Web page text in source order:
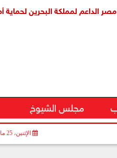
البحرين لحماية أمنها
مجلس الشيوخ
الإثنين، 25 مارس 2024